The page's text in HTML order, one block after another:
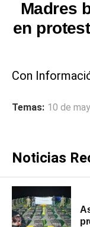
Madres
en
Con
Temas: 10 de
Noticias